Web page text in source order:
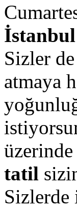
Sizler
atmaya
tatil